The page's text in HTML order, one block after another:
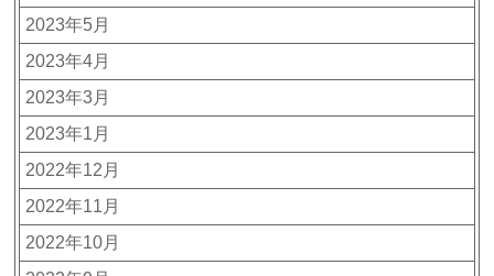
2023年5月
2023年4月
2023年3月
2023年1月
2022年12月
2022年11月
2022年10月